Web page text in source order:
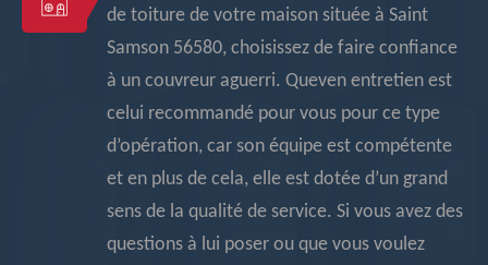
de toiture de votre maison située à Saint
Samson 56580, choisissez de faire confiance
à un couvreur aguerri. Queven entretien est
celui recommandé pour vous pour ce type
d’opération, car son équipe est compétente
et en plus de cela, elle est dotée d’un grand
sens de la qualité de service. Si vous avez des
questions à lui poser ou que vous voulez